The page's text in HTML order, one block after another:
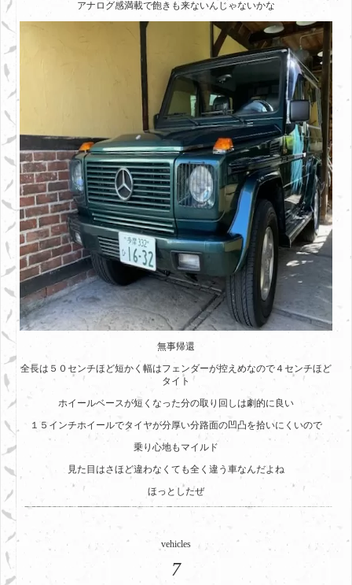
アナログ感満載で飽きも来ないんじゃないかな
無事帰還
全長は５０センチほど短かく幅はフェンダーが控えめなので４センチほど
タイト
ホイールベースが短くなった分の取り回しは劇的に良い
１５インチホイールでタイヤが分厚い分路面の凹凸を拾いにくいので
乗り心地もマイルド
見た目はさほど違わなくても全く違う車なんだよね
ほっとしたぜ
vehicles
7